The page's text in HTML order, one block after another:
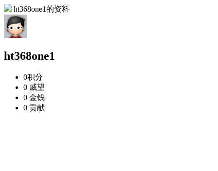
ht368one1的资料
ht368one1
0积分
0 威望
0 金钱
0 贡献